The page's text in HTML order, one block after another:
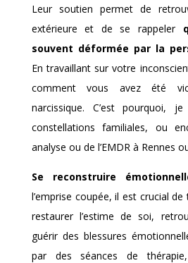
Leur soutien permet de
extérieure et de se rappeler
souvent déformée par la
En travaillant sur votre
comment vous avez été
narcissique. C’est pourquoi,
constellations familiales, ou
analyse ou de l’EMDR à Rennes
Se reconstruire
l’emprise coupée, il est crucial
restaurer l’estime de soi,
guérir des blessures
par des séances de